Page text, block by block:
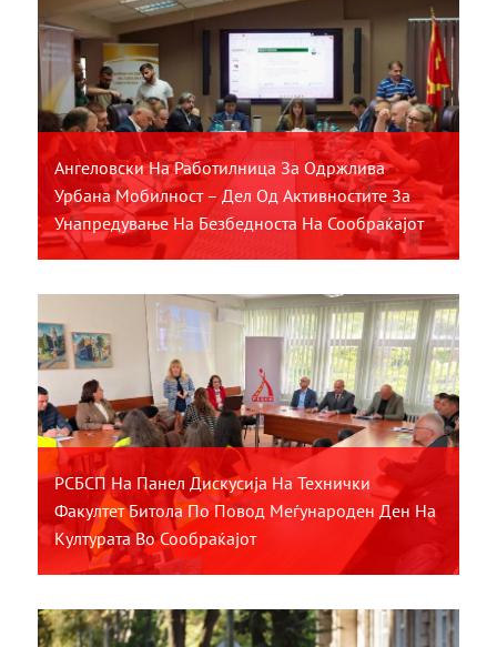
Ангеловски На Работилница За Одржлива
Урбана Мобилност – Дел Од Активностите За
Унапредување На Безбедноста На Сообраќајот
РСБСП На Панел Дискусија На Технички
Факултет Битола По Повод Меѓународен Ден На
Културата Во Сообраќајот